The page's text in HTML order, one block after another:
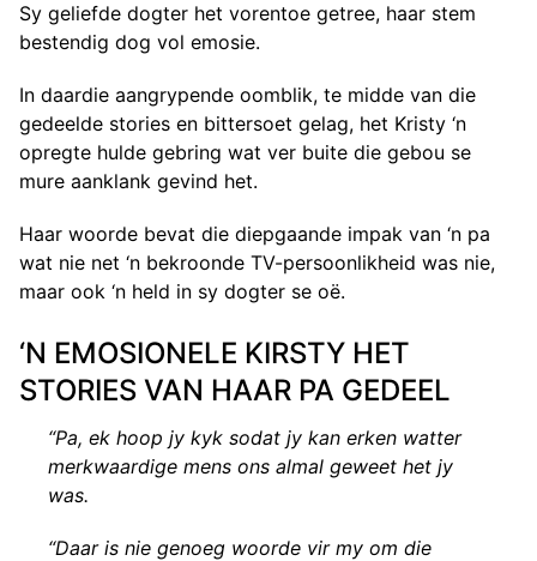
Sy geliefde dogter het vorentoe getree, haar stem
bestendig dog vol emosie.
In daardie aangrypende oomblik, te midde van die
gedeelde stories en bittersoet gelag, het Kristy ‘n
opregte hulde gebring wat ver buite die gebou se
mure aanklank gevind het.
Haar woorde bevat die diepgaande impak van ‘n pa
wat nie net ‘n bekroonde TV-persoonlikheid was nie,
maar ook ‘n held in sy dogter se oë.
‘N EMOSIONELE KIRSTY HET
STORIES VAN HAAR PA GEDEEL
“Pa, ek hoop jy kyk sodat jy kan erken watter
merkwaardige mens ons almal geweet het jy
was.
“Daar is nie genoeg woorde vir my om die